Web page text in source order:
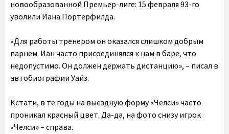
новообразованной Премьер-лиге: 15 февраля 93-го
уволили Иана Портерфилда.
«Для работы тренером он оказался слишком добрым
парнем. Иан часто присоединялся к нам в баре, что
недопустимо. Он должен держать дистанцию», – писал в
автобиографии Уайз.
Кстати, в те годы на выездную форму «Челси» часто
проникал красный цвет. Да-да, на фото снизу игрок
«Челси» – справа.